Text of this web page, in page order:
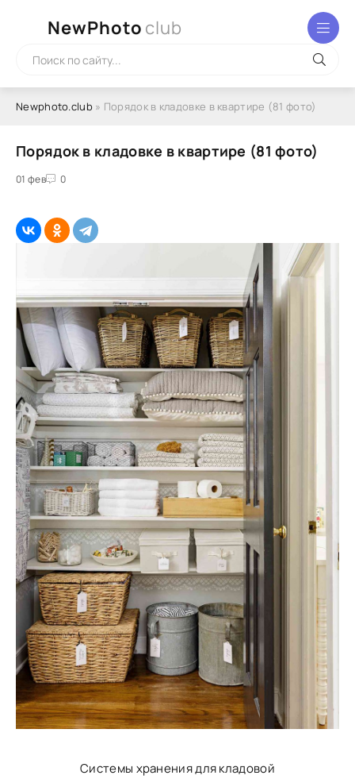
NewPhoto club
Newphoto.club» Порядок в кладовке в квартире (81 фото)
Порядок в кладовке в квартире (81 фото)
01 фев 0
Системы хранения для кладовой